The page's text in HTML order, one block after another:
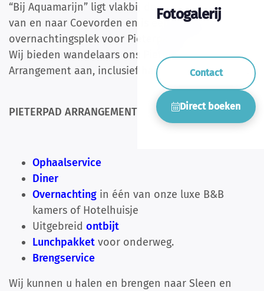
Fotogalerij
Contact
Direct boeken
“Bij Aquamarijn” ligt vlakbij de etappes (7 en 8)
van en naar Coevorden en is een heerlijke
overnachtingsplek voor Pieterpad-wandelaars.
Wij bieden wandelaars ons Pieterpad
Arrangement aan, inclusief haal- en brengservice.
PIETERPAD ARRANGEMENT
Ophaalservice
Diner
Overnachting in één van onze luxe B&B
kamers of Hotelhuisje
Uitgebreid ontbijt
Lunchpakket voor onderweg.
Brengservice
Wij kunnen u halen en brengen naar Sleen en